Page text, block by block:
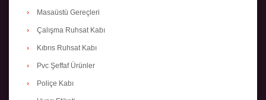
Masaüstü Gereçleri
Çalışma Ruhsat Kabı
Kıbrıs Ruhsat Kabı
Pvc Şeffaf Ürünler
Poliçe Kabı